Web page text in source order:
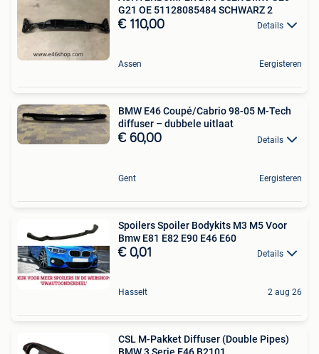
G21 OE 51128085484 SCHWARZ 2
€ 110,00 Details
Assen Eergisteren
BMW E46 Coupé/Cabrio 98-05 M-Tech
diffuser – dubbele uitlaat
€ 60,00 Details
Gent Eergisteren
Spoilers Spoiler Bodykits M3 M5 Voor
Bmw E81 E82 E90 E46 E60
€ 0,01 Details
Hasselt 2 aug 26
CSL M-Pakket Diffuser (Double Pipes)